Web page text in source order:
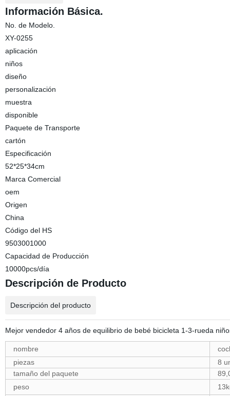
Información Básica.
No. de Modelo.
XY-0255
aplicación
niños
diseño
personalización
muestra
disponible
Paquete de Transporte
cartón
Especificación
52*25*34cm
Marca Comercial
oem
Origen
China
Código del HS
9503001000
Capacidad de Producción
10000pcs/día
Descripción de Producto
Descripción del producto
Mejor vendedor 4 años de equilibrio de bebé bicicleta 1-3-rueda
nombre
piezas
8
tamaño del paquete
peso